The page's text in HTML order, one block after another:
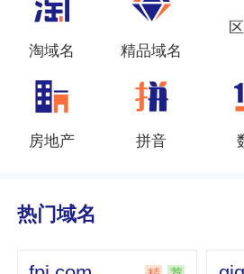
淘域名 精品域名
房地产 拼音
热门域名